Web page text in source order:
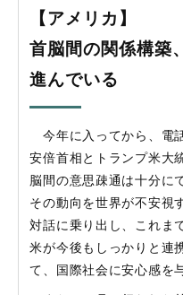
【アメリカ】
首脳間の関係構築
進んでいる
今年に入ってから、電
安倍首相とトランプ米大
脳間の意思疎通は十分に
その動向を世界が不安視
対話に乗り出し、これま
米が今後もしっかりと連
て、国際社会に安心感を